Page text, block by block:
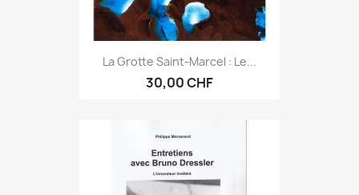
La Grotte Saint-Marcel : Le...
30,00 CHF